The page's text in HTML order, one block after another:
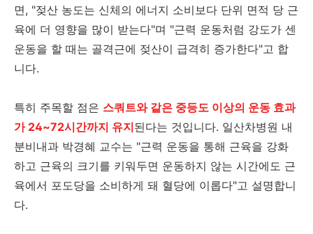
면, "젖산 농도는 신체의 에너지 소비보다 단위 면적 당 근
육에 더 영향을 많이 받는다"며 "근력 운동처럼 강도가 센
운동을 할 때는 골격근에 젖산이 급격히 증가한다"고 합
니다.
특히 주목할 점은 스쿼트와 같은 중등도 이상의 운동 효과
가 24~72시간까지 유지된다는 것입니다. 일산차병원 내
분비내과 박경혜 교수는 "근력 운동을 통해 근육을 강화
하고 근육의 크기를 키워두면 운동하지 않는 시간에도 근
육에서 포도당을 소비하게 돼 혈당에 이롭다"고 설명합니
다.